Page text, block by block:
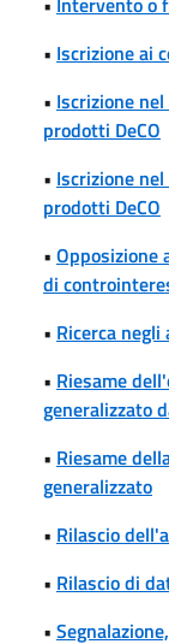
• Iscrizione ai
• Iscrizione
prodotti DeCO
• Iscrizione
prodotti DeCO
• Opposizione
di
• Ricerca
• Riesame
generalizzato
• Riesame
generalizzato
• Rilascio
• Rilascio di
•